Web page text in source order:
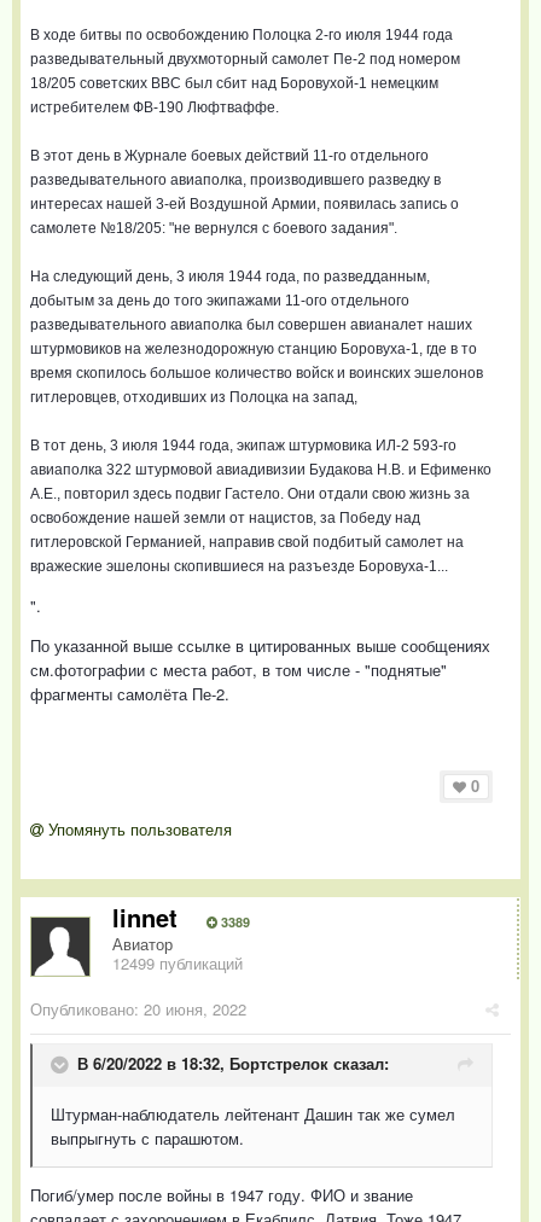
В ходе битвы по освобождению Полоцка 2-го июля 1944 года
разведывательный двухмоторный самолет Пе-2 под номером
18/205 советских ВВС был сбит над Боровухой-1 немецким
истребителем ФВ-190 Люфтваффе.
В этот день в Журнале боевых действий 11-го отдельного
разведывательного авиаполка, производившего разведку в
интересах нашей 3-ей Воздушной Армии, появилась запись о
самолете №18/205: "не вернулся с боевого задания".
На следующий день, 3 июля 1944 года, по разведданным,
добытым за день до того экипажами 11-ого отдельного
разведывательного авиаполка был совершен авианалет наших
штурмовиков на железнодорожную станцию Боровуха-1, где в то
время скопилось большое количество войск и воинских эшелонов
гитлеровцев, отходивших из Полоцка на запад,
В тот день, 3 июля 1944 года, экипаж штурмовика ИЛ-2 593-го
авиаполка 322 штурмовой авиадивизии Будакова Н.В. и Ефименко
А.Е., повторил здесь подвиг Гастело. Они отдали свою жизнь за
освобождение нашей земли от нацистов, за Победу над
гитлеровской Германией, направив свой подбитый самолет на
вражеские эшелоны скопившиеся на разъезде Боровуха-1...
".
По указанной выше ссылке в цитированных выше сообщениях
см.фотографии с места работ, в том числе - "поднятые"
фрагменты самолёта Пе-2.
0
Упомянуть пользователя
linnet 3389
Авиатор
12499 публикаций
Опубликовано: 20 июня, 2022
В 6/20/2022 в 18:32, Бортстрелок сказал:
Штурман-наблюдатель лейтенант Дашин так же сумел
выпрыгнуть с парашютом.
Погиб/умер после войны в 1947 году. ФИО и звание